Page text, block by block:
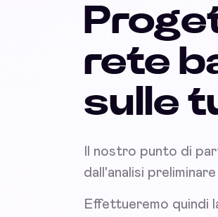
rete
sulle
Il nostro punto di
dall'analisi
Effettueremo quindi